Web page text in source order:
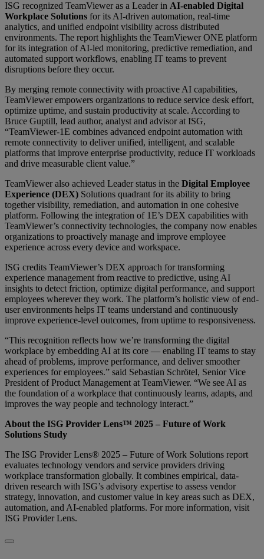
ISG recognized TeamViewer as a Leader in AI-enabled Digital
Workplace Solutions for its AI-driven automation, real-time
analytics, and unified endpoint visibility across distributed
environments. The report highlights the TeamViewer ONE platform
for its integration of AI-led monitoring, predictive remediation, and
automated support workflows, enabling IT teams to prevent
disruptions before they occur.
By merging remote connectivity with proactive AI capabilities,
TeamViewer empowers organizations to reduce service desk effort,
optimize uptime, and sustain productivity at scale. According to
Bruce Guptill, lead author, analyst and advisor at ISG,
“TeamViewer-1E combines advanced endpoint automation with
remote connectivity to deliver unified, intelligent, and scalable
platforms that improve enterprise productivity, reduce IT workloads
and drive measurable client value.”
TeamViewer also achieved Leader status in the Digital Employee
Experience (DEX) Solutions quadrant for its ability to bring
together visibility, remediation, and automation in one cohesive
platform. Following the integration of 1E’s DEX capabilities with
TeamViewer’s connectivity technologies, the company now enables
organizations to proactively manage and improve employee
experience across every device and workspace.
ISG credits TeamViewer’s DEX approach for transforming
experience management from reactive to predictive, using AI
insights to detect friction, optimize digital performance, and support
employees wherever they work. The platform’s holistic view of end-
user environments helps IT teams understand and continuously
improve experience-level outcomes, from uptime to responsiveness.
“This recognition reflects how we’re transforming the digital
workplace by embedding AI at its core — enabling IT teams to stay
ahead of problems, improve performance, and deliver smoother
experiences for employees.” said Sebastian Schrötel, Senior Vice
President of Product Management at TeamViewer. “We see AI as
the foundation of a workplace that continuously learns, adapts, and
improves the way people and technology interact.”
About the ISG Provider Lens™ 2025 – Future of Work
Solutions Study
The ISG Provider Lens® 2025 – Future of Work Solutions report
evaluates technology vendors and service providers driving
workplace transformation globally. It combines empirical, data-
driven research with ISG’s advisory expertise to assess vendor
strategy, innovation, and customer value in key areas such as DEX,
automation, and AI-enabled platforms. For more information, visit
ISG Provider Lens.